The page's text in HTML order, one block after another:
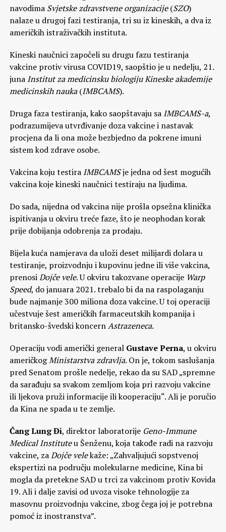
navodima Svjetske zdravstvene organizacije(SZO)
nalaze u drugoj fazi testiranja, tri su iz kineskih, a dva iz
američkih istraživačkih instituta.
Kineski naučnici započeli su drugu fazu testiranja
vakcine protiv virusa COVID19, saopštio je u nedelju, 21.
juna Institut za medicinsku biologiju Kineske akademije
medicinskih nauka(IMBCAMS).
Druga faza testiranja, kako saopštavaju sa IMBCAMS-a,
podrazumijeva utvrđivanje doza vakcine i nastavak
procjena da li ona može bezbjedno da pokrene imuni
sistem kod zdrave osobe.
Vakcina koju testira IMBCAMSje jedna od šest mogućih
vakcina koje kineski naučnici testiraju na ljudima.
Do sada, nijedna od vakcina nije prošla opsežna klinička
ispitivanja u okviru treće faze, što je neophodan korak
prije dobijanja odobrenja za prodaju.
Bijela kuća namjerava da uloži deset milijardi dolara u
testiranje, proizvodnju i kupovinu jedne ili više vakcina,
prenosiDojče vele. U okviru takozvane operacije Warp
Speed, do januara 2021. trebalo bi da na raspolaganju
bude najmanje 300 miliona doza vakcine. U toj operaciji
učestvuje šest američkih farmaceutskih kompanija i
britansko-švedski koncernAstrazeneca.
Operaciju vodi američki general Gustave Perna, u okviru
američkogMinistarstva zdravlja. On je, tokom saslušanja
pred Senatom prošle nedelje, rekao da su SAD „spremne
da sarađuju sa svakom zemljom koja pri razvoju vakcine
ili ljekova pruži informacije ili kooperaciju“. Ali je poručio
da Kina ne spada u te zemlje.
Čang Lung Đi, direktor laboratorije Geno-Immune
Medical Instituteu Šenženu, koja takođe radi na razvoju
vakcine, zaDojče velekaže: „Zahvaljujući sopstvenoj
ekspertizi na području molekularne medicine, Kina bi
mogla da pretekne SAD u trci za vakcinom protiv Kovida
19. Ali i dalje zavisi od uvoza visoke tehnologije za
masovnu proizvodnju vakcine, zbog čega joj je potrebna
pomoć iz inostranstva”.